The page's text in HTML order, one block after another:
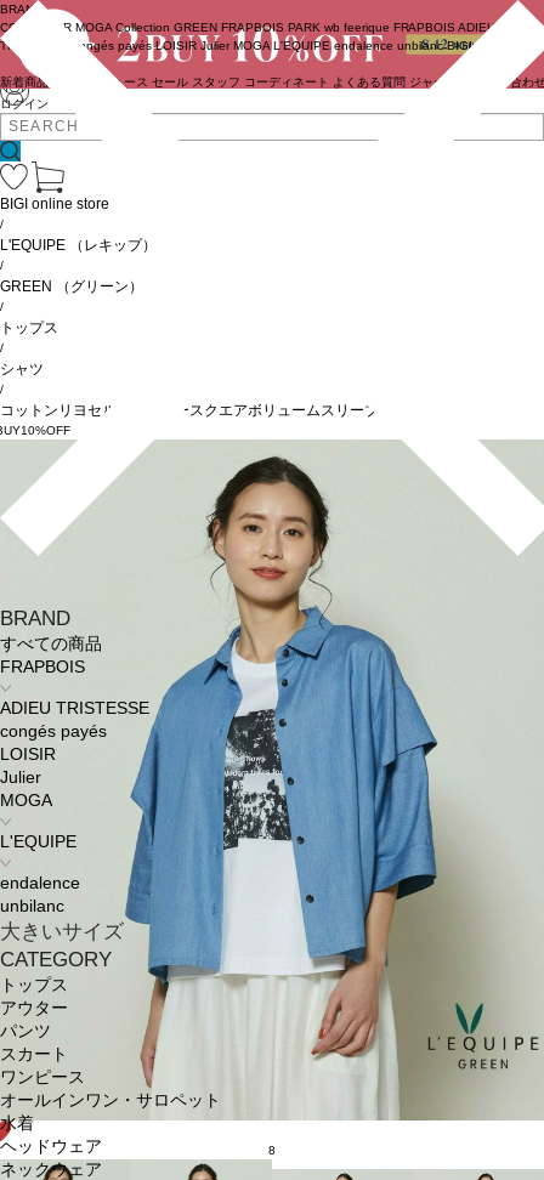
ログイン
BRAND
COUTURIER MOGA Collection GREEN FRAPBOIS PARK wb feerique FRAPBOIS ADIEU
TRISTESSE
congés payés LOISIR Julier MOGA L'EQUIPE endalence unbilanc BIGI online store
新着商品 ニュース セール スタッフ コーディネート よくある質問 ジャーナル お問い合わ
BRAND
すべての商品
FRAPBOIS
ADIEU TRISTESSE
congés payés
LOISIR
Julier
MOGA
L'EQUIPE
endalence
unbilanc
大きいサイズ
CATEGORY
トップス
アウター
パンツ
スカート
ワンピース
オールインワン・サロペット
水着
ヘッドウェア
ネックウェア
BIGI online store
/
L'EQUIPE （レキップ）
/
GREEN （グリーン）
/
トップス
/
シャツ
/
コットンリヨセルダンガリースクエアボリュームスリーブシャツ
8